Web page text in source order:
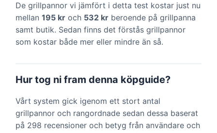
De grillpannor vi jämfört i detta test kostar just nu
mellan 195 kr och 532 kr beroende på grillpanna
samt butik. Sedan finns det förstås grillpannor
som kostar både mer eller mindre än så.
Hur tog ni fram denna köpguide?
Vårt system gick igenom ett stort antal
grillpannor och rangordnade sedan dessa baserat
på 298 recensioner och betyg från användare och